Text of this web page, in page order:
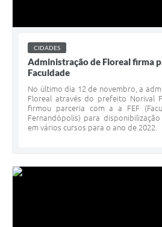
CIDADES
Administração de Floreal firma
Faculdade
No último dia 12 de novembro, a
Floreal através do prefeito Norival
firmou parceria com a a FEF
Fernandópolis) para
em vários cursos para o ano de 2022.